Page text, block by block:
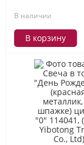
В наличии
В корзину